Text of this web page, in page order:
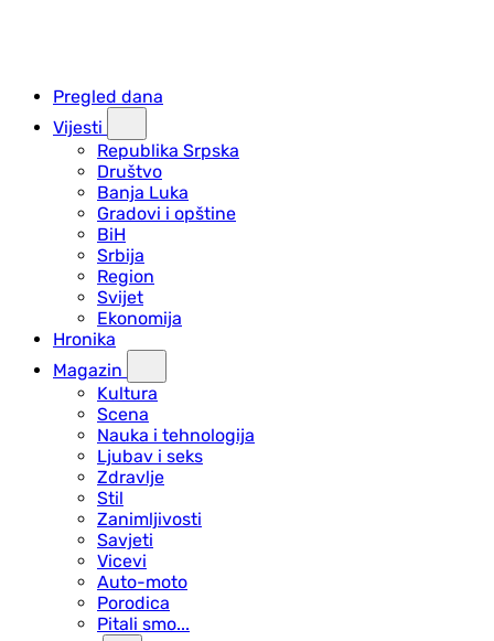
Pregled dana
Vijesti
Republika Srpska
Društvo
Banja Luka
Gradovi i opštine
BiH
Srbija
Region
Svijet
Ekonomija
Hronika
Magazin
Kultura
Scena
Nauka i tehnologija
Ljubav i seks
Zdravlje
Stil
Zanimljivosti
Savjeti
Vicevi
Auto-moto
Porodica
Pitali smo...